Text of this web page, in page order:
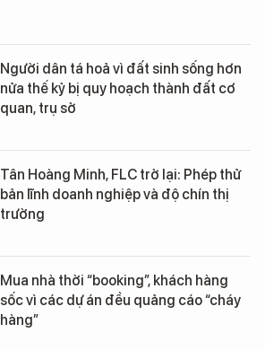
Người dân tá hoả vì đất sinh sống hơn
nửa thế kỷ bị quy hoạch thành đất cơ
quan, trụ sở
Tân Hoàng Minh, FLC trở lại: Phép thử
bản lĩnh doanh nghiệp và độ chín thị
trường
Mua nhà thời “booking”, khách hàng
sốc vì các dự án đều quảng cáo “cháy
hàng”